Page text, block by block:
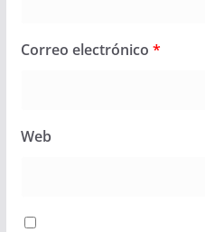
Correo electrónico *
Web